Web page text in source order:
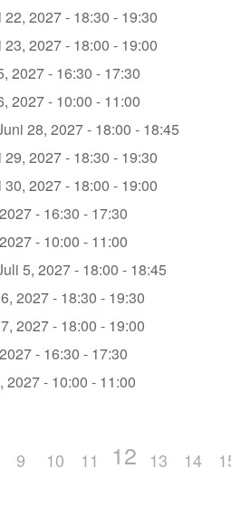
2027 - 18:30 - 19:30
2027 - 18:00 - 19:00
2027 - 16:30 - 17:30
2027 - 10:00 - 11:00
28, 2027 - 18:00 - 18:45
2027 - 18:30 - 19:30
2027 - 18:00 - 19:00
- 16:30 - 17:30
- 10:00 - 11:00
5, 2027 - 18:00 - 18:45
2027 - 18:30 - 19:30
2027 - 18:00 - 19:00
- 16:30 - 17:30
- 10:00 - 11:00
9 10 11 12 13 14